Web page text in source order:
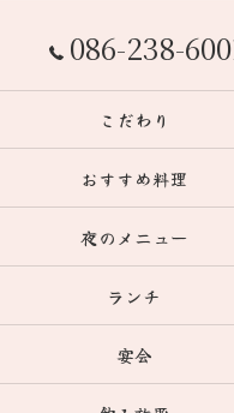
086-238-
こだわり
おすすめ料理
夜のメニュー
ランチ
宴会